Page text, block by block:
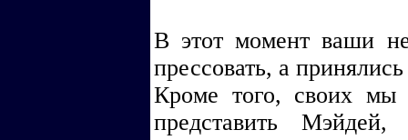
В этот момент ваши
прессовать, а
Кроме того, своих мы
представить